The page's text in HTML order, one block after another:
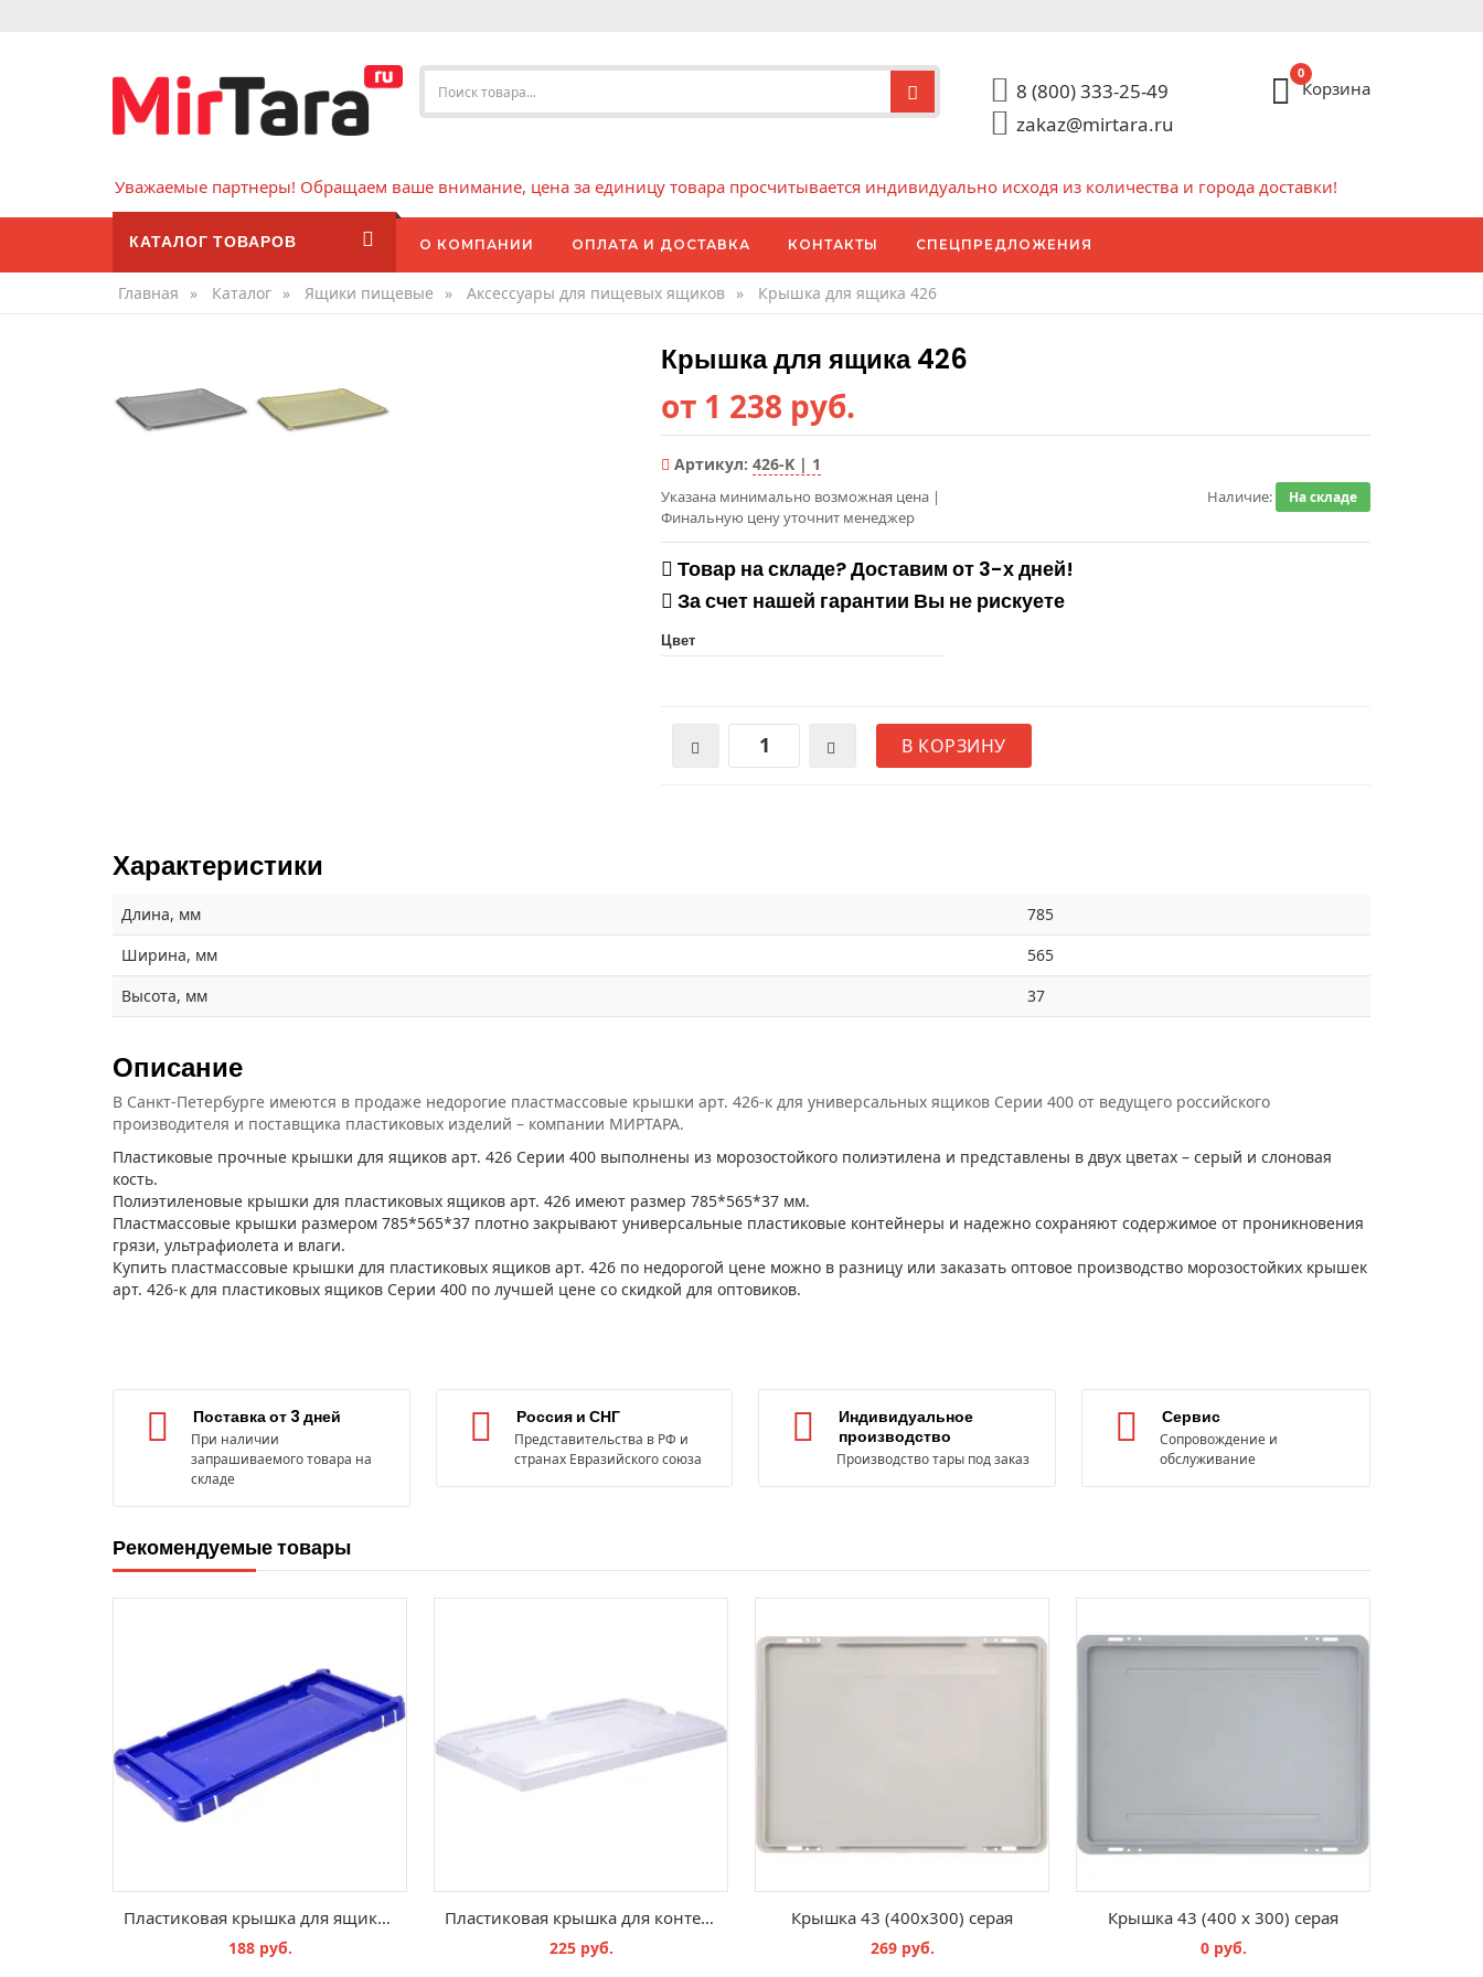
8 (800) 333-25-49
zakaz@mirtara.ru
0
Корзина
Уважаемые партнеры! Обращаем ваше внимание, цена за единицу товара просчитывается индивидуально исходя из количества и города доставки!
КАТАЛОГ ТОВАРОВ О КОМПАНИИ ОПЛАТА И ДОСТАВКА КОНТАКТЫ СПЕЦПРЕДЛОЖЕНИЯ
Главная » Каталог » Ящики пищевые » Аксессуары для пищевых ящиков » Крышка для ящика 426
Крышка для ящика 426
от 1 238 руб.
Артикул: 426-K | 1
Указана минимально возможная цена |
Финальную цену уточнит менеджер
Наличие: На складе
Товар на складе? Доставим от 3-х дней!
За счет нашей гарантии Вы не рискуете
Цвет
В КОРЗИНУ
Характеристики
Длина, мм
785
Ширина, мм
565
Высота, мм
37
Описание
В Санкт-Петербурге имеются в продаже недорогие пластмассовые крышки арт. 426-к для универсальных ящиков Серии 400 от ведущего российского
производителя и поставщика пластиковых изделий – компании МИРТАРА.
Пластиковые прочные крышки для ящиков арт. 426 Серии 400 выполнены из морозостойкого полиэтилена и представлены в двух цветах – серый и слоновая
кость.
Полиэтиленовые крышки для пластиковых ящиков арт. 426 имеют размер 785*565*37 мм.
Пластмассовые крышки размером 785*565*37 плотно закрывают универсальные пластиковые контейнеры и надежно сохраняют содержимое от проникновения
грязи, ультрафиолета и влаги.
Купить пластмассовые крышки для пластиковых ящиков арт. 426 по недорогой цене можно в разницу или заказать оптовое производство морозостойких крышек
арт. 426-к для пластиковых ящиков Серии 400 по лучшей цене со скидкой для оптовиков.
Поставка от 3 дней
При наличии
запрашиваемого товара на
складе
Россия и СНГ
Представительства в РФ и
странах Евразийского союза
Индивидуальное
производство
Производство тары под заказ
Сервис
Сопровождение и
обслуживание
Рекомендуемые товары
Пластиковая крышка для ящика 605x305x35
188 руб.
Пластиковая крышка для контейнера Free Box
225 руб.
Крышка 43 (400х300) серая
269 руб.
Крышка 43 (400 х 300) серая
0 руб.